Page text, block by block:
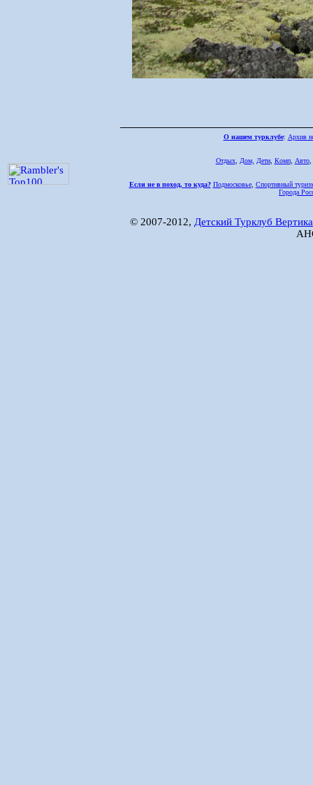
О нашем турклубе: Архив
Отдых, Дом, Дети, Комп, Авто,
Если не в поход, то куда? Подмосковье, Спортивный
Города
© 2007-2012, Детский Турклуб